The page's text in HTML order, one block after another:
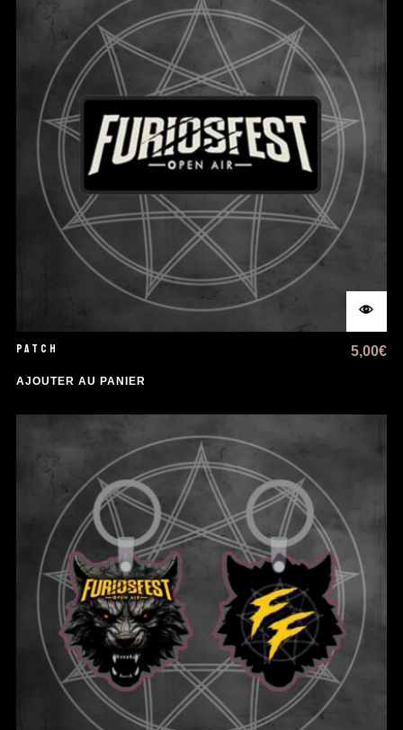
PATCH 5,00€
AJOUTER AU PANIER